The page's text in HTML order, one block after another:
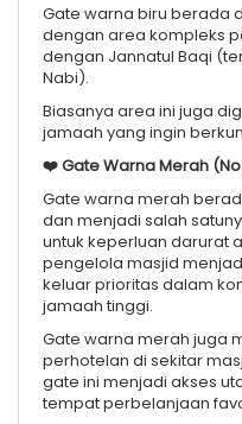
Gate warna biru berada
dengan area kompleks
dengan Jannatul Baqi
Nabi).
Biasanya area ini juga
jamaah yang ingin
❤️Gate Warna Merah
Gate warna merah
dan menjadi salah
untuk keperluan darurat
pengelola masjid
keluar prioritas dalam
jamaah tinggi.
Gate warna merah juga
perhotelan di sekitar
gate ini menjadi akses
tempat perbelanjaan